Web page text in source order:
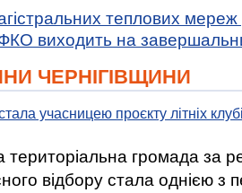
теплових мереж
виходить на
ЧЕРНІГІВЩИНИ
учасницею проєкту літніх
територіальна громада за
відбору стала однією